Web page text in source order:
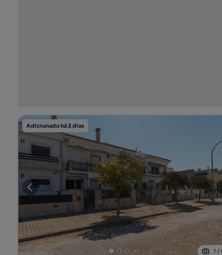
Adicionado há 3 dias
1 /